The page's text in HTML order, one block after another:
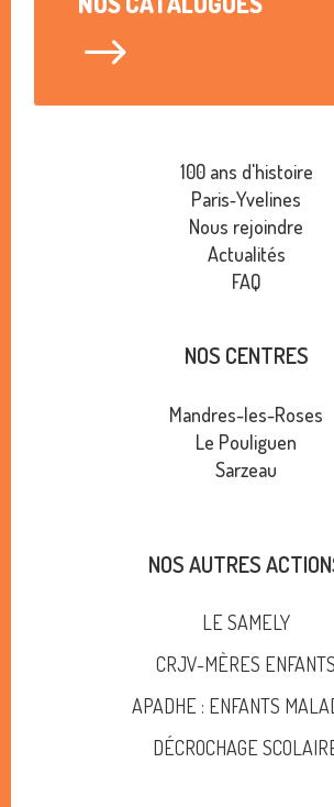
$
100 ans d'histoire
Paris‑Yvelines
Nous rejoindre
Actualités
FAQ
NOS CENTRES
Mandres-les-Roses
Le Pouliguen
Sarzeau
NOS AUTRES
LE SAMELY
CRJV-MÈRES ENFANTS
APADHE : ENFANTS
DÉCROCHAGE